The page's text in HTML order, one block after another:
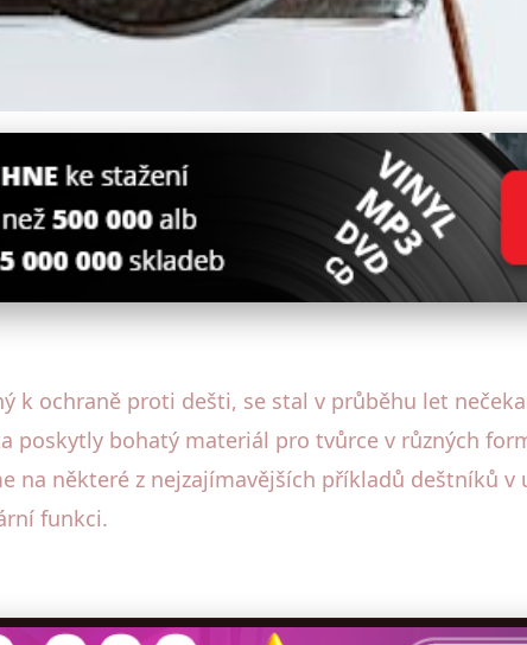
předmětu k inspiraci
k ochraně proti dešti, se stal v průběhu let
poskytly bohatý materiál pro tvůrce v různých
některé z nejzajímavějších příkladů deštníků v
funkci.